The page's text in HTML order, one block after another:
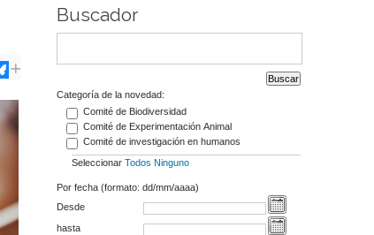
Buscador
Categoría de la novedad:
Comité de Biodiversidad
Comité de Experimentación Animal
Comité de investigación en humanos
Seleccionar Todos Ninguno
Por fecha (formato: dd/mm/aaaa)
Desde
hasta